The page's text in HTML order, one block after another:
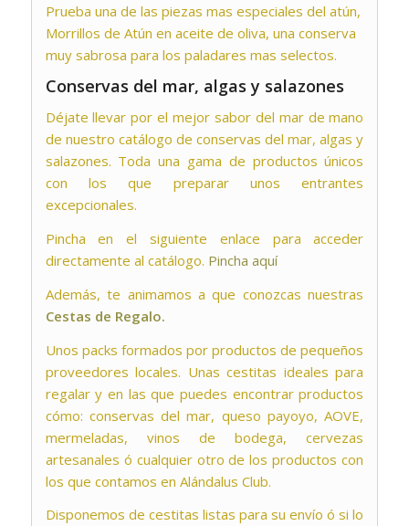
Prueba una de las piezas mas especiales del atún,
Morrillos de Atún en aceite de oliva, una conserva
muy sabrosa para los paladares mas selectos.
Conservas del mar, algas y salazones
Déjate llevar por el mejor sabor del mar de mano
de nuestro catálogo de conservas del mar, algas y
salazones. Toda una gama de productos únicos
con los que preparar unos entrantes
excepcionales.
Pincha en el siguiente enlace para acceder
directamente al catálogo. Pincha aquí
Además, te animamos a que conozcas nuestras
Cestas de Regalo.
Unos packs formados por productos de pequeños
proveedores locales. Unas cestitas ideales para
regalar y en las que puedes encontrar productos
cómo: conservas del mar, queso payoyo, AOVE,
mermeladas, vinos de bodega, cervezas
artesanales ó cualquier otro de los productos con
los que contamos en Alándalus Club.
Disponemos de cestitas listas para su envío ó si lo